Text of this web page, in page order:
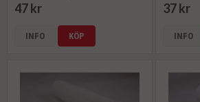
47 kr
INFO KÖP
37 kr
INFO